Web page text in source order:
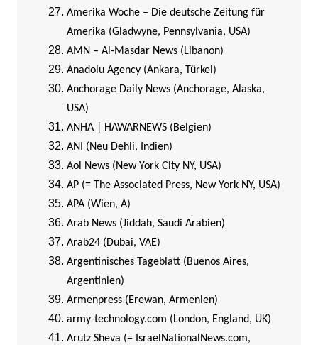
Amerika Woche – Die deutsche Zeitung für
Amerika (Gladwyne, Pennsylvania, USA)
AMN – Al-Masdar News (Libanon)
Anadolu Agency (Ankara, Türkei)
Anchorage Daily News (Anchorage, Alaska,
USA)
ANHA | HAWARNEWS (Belgien)
ANI (Neu Dehli, Indien)
Aol News (New York City NY, USA)
AP (= The Associated Press, New York NY, USA)
APA (Wien, A)
Arab News (Jiddah, Saudi Arabien)
Arab24 (Dubai, VAE)
Argentinisches Tageblatt (Buenos Aires,
Argentinien)
Armenpress (Erewan, Armenien)
army-technology.com (London, England, UK)
Arutz Sheva (= IsraelNationalNews.com,